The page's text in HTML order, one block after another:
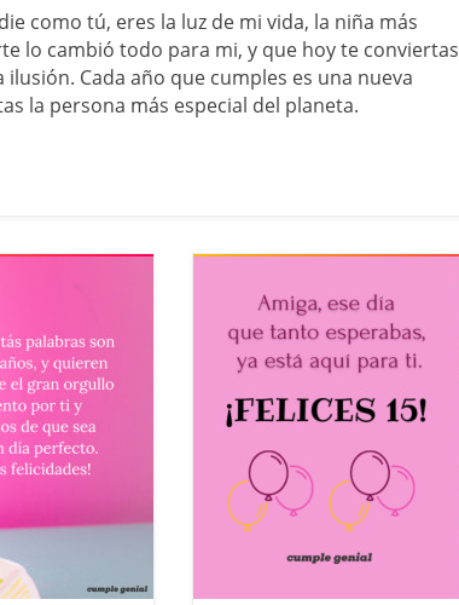
como tú, eres la luz de mi vida, la niña más
lo cambió todo para mi, y que hoy te conviertas
Cada año que cumples es una nueva
la persona más especial del planeta.